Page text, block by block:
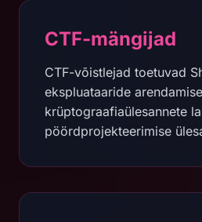
CTF-mängijad
CTF-võistlejad toetuvad
ekspluataaride
krüptograafiaülesannete
pöördprojekteerimise